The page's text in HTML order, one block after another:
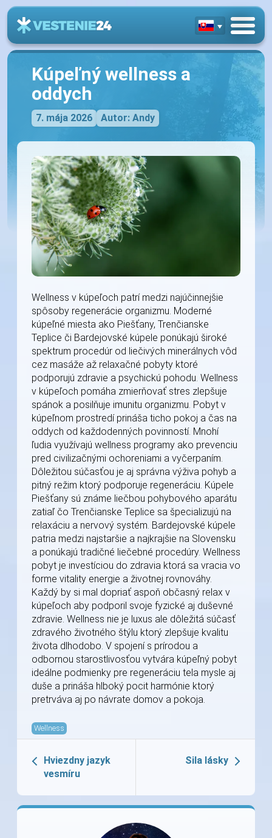
Kúpeľný wellness a
oddych
7. mája 2026 Autor: Andy
Wellness v kúpeľoch patrí medzi najúčinnejšie
spôsoby regenerácie organizmu. Moderné
kúpeľné miesta ako Piešťany, Trenčianske
Teplice či Bardejovské kúpele ponúkajú široké
spektrum procedúr od liečivých minerálnych vôd
cez masáže až relaxačné pobyty ktoré
podporujú zdravie a psychickú pohodu. Wellness
v kúpeľoch pomáha zmierňovať stres zlepšuje
spánok a posilňuje imunitu organizmu. Pobyt v
kúpeľnom prostredí prináša ticho pokoj a čas na
oddych od každodenných povinností. Mnohí
ľudia využívajú wellness programy ako prevenciu
pred civilizačnými ochoreniami a vyčerpaním.
Dôležitou súčasťou je aj správna výživa pohyb a
pitný režim ktorý podporuje regeneráciu. Kúpele
Piešťany sú známe liečbou pohybového aparátu
zatiaľ čo Trenčianske Teplice sa špecializujú na
relaxáciu a nervový systém. Bardejovské kúpele
patria medzi najstaršie a najkrajšie na Slovensku
a ponúkajú tradičné liečebné procedúry. Wellness
pobyt je investíciou do zdravia ktorá sa vracia vo
forme vitality energie a životnej rovnováhy.
Každý by si mal dopriať aspoň občasný relax v
kúpeľoch aby podporil svoje fyzické aj duševné
zdravie. Wellness nie je luxus ale dôležitá súčasť
zdravého životného štýlu ktorý zlepšuje kvalitu
života dlhodobo. V spojení s prírodou a
odbornou starostlivosťou vytvára kúpeľný pobyt
ideálne podmienky pre regeneráciu tela mysle aj
duše a prináša hlboký pocit harmónie ktorý
pretrváva aj po návrate domov a pokoja.
Wellness
Hviezdny jazyk
vesmíru
Sila lásky